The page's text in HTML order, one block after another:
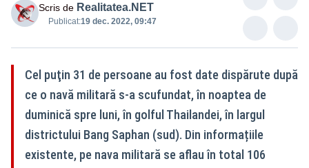
Scris de Realitatea.NET
Publicat:19 dec. 2022, 09:47
Cel puţin 31 de persoane au fost date dispărute după
ce o navă militară s-a scufundat, în noaptea de
duminică spre luni, în golful Thailandei, în largul
districtului Bang Saphan (sud). Din informațiile
existente, pe nava militară se aflau în total 106